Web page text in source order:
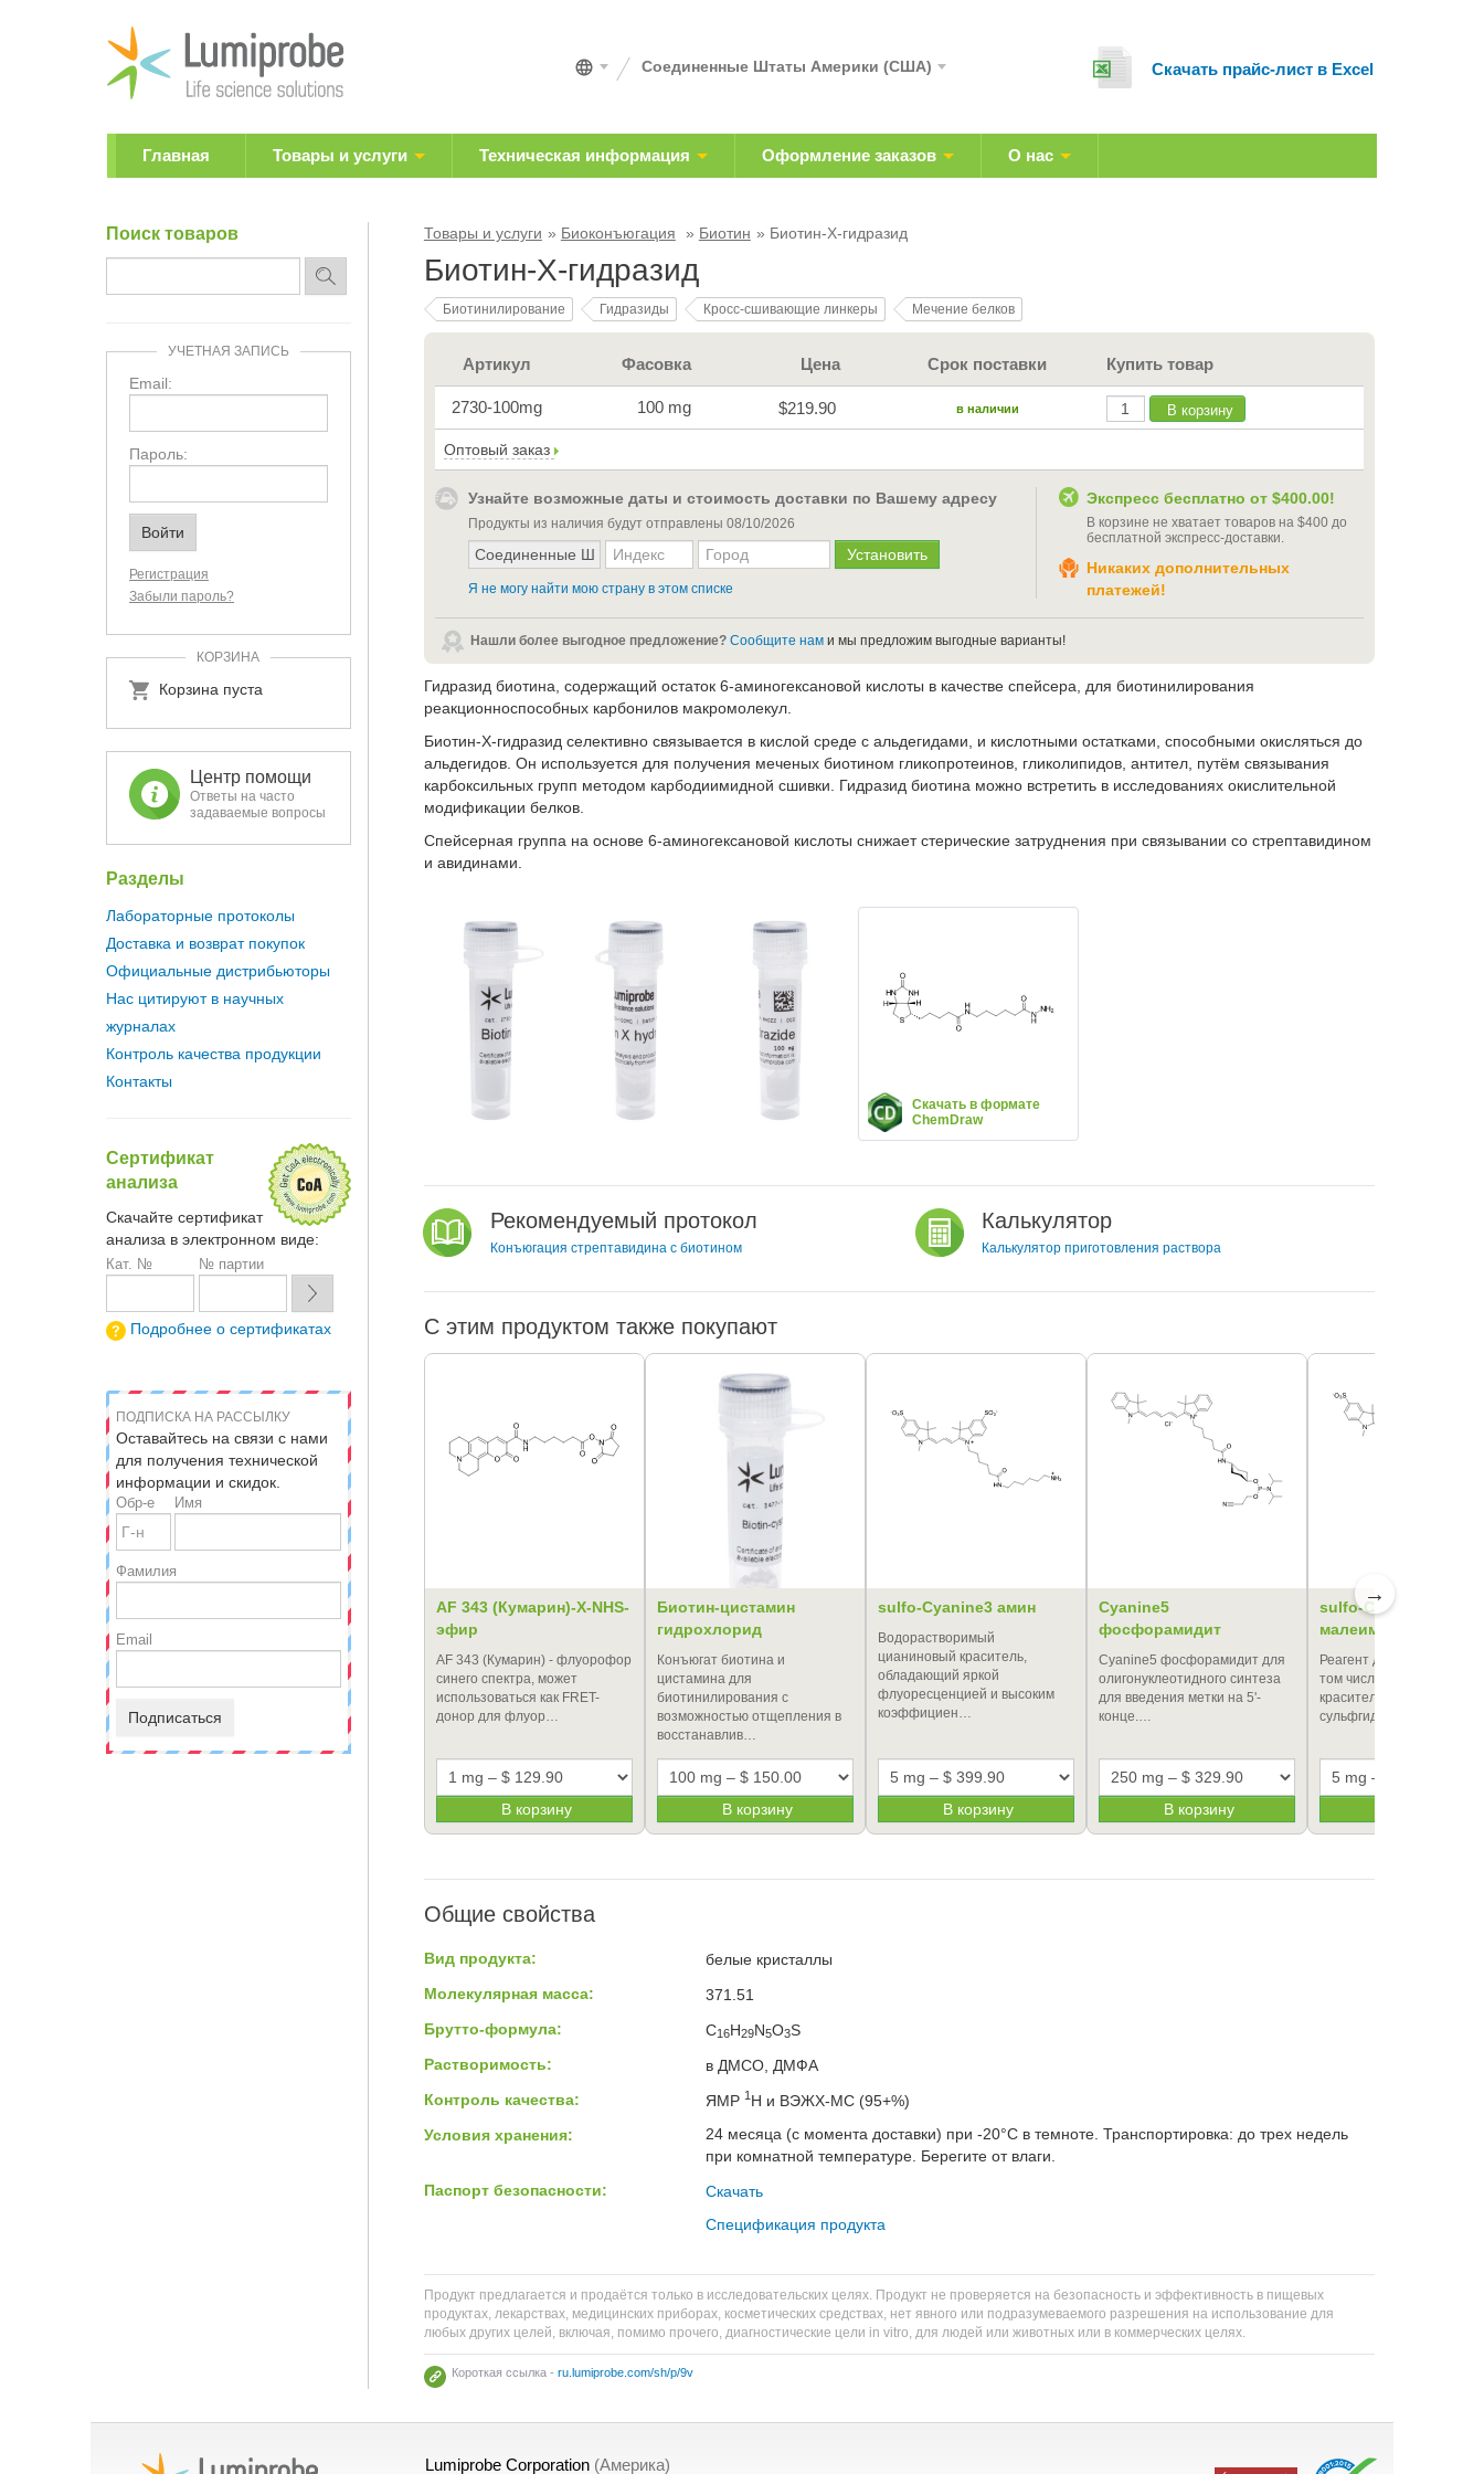
Cкачать прайс-лист в Excel
Соединенные Штаты Америки (США)
Главная Товары и услуги Техническая информация Оформление заказов О нас
Товары и услуги Биоконъюгация Биотин Биотин-X-гидразид
Биотин-X-гидразид
Биотинилирование Гидразиды Кросс-сшивающие линкеры Мечение белков
Артикул Фасовка Цена Срок поставки Купить товар
2730-100mg 100 mg $219.90 в наличии В корзину
Оптовый заказ
Узнайте возможные даты и стоимость доставки по Вашему адресу
Продукты из наличия будут отправлены 08/10/2026
Я не могу найти мою страну в этом списке
Экспресс бесплатно от $400.00!
В корзине не хватает товаров на $400до
бесплатной экспресс-доставки.
Никаких дополнительных
платежей!
Нашли более выгодное предложение? Сообщите нам и мы предложим выгодные варианты!
Гидразид биотина, содержащий остаток 6-аминогексановой кислоты в качестве спейсера, для биотинилирования
реакционноспособных карбонилов макромолекул.
Биотин-Х-гидразид селективно связывается в кислой среде с альдегидами, и кислотными остатками, способными окисляться до
альдегидов. Он используется для получения меченых биотином гликопротеинов, гликолипидов, антител, путём связывания
карбоксильных групп методом карбодиимидной сшивки. Гидразид биотина можно встретить в исследованиях окислительной
модификации белков.
Спейсерная группа на основе 6-аминогексановой кислоты снижает стерические затруднения при связывании со стрептавидином
и авидинами.
Скачать в формате
ChemDraw
Рекомендуемый протокол
Конъюгация стрептавидина с биотином
Калькулятор
Калькулятор приготовления раствора
С этим продуктом также покупают
AF 343 (Кумарин)-X-NHS-
эфир
AF 343 (Кумарин) - флуорофор
синего спектра, может
использоваться как FRET-
донор для флуор…
В корзину
Биотин-цистамин
гидрохлорид
Конъюгат биотина и
цистамина для
биотинилирования с
возможностью отщепления в
восстанавлив…
В корзину
sulfo-Cyanine3 амин
Водорастворимый
цианиновый краситель,
обладающий яркой
флуоресценцией и высоким
коэффициен…
В корзину
Cyanine5
фосфорамидит
Cyanine5 фосфорамидит для
олигонуклеотидного синтеза
для введения метки на 5'-
конце.…
В корзину
sulfo-Cyanine5
малеимид
Реагент для мечения
том числе антител,
красителем sulfo-
сульфгидриль…
→
Общие свойства
Вид продукта:
белые кристаллы
Молекулярная масса:
371.51
Брутто-формула:
C16H29N5O3S
Растворимость:
в ДМСО, ДМФА
Контроль качества:
ЯМР 1 H и ВЭЖХ-МС (95+%)
Условия хранения:
24 месяца (с момента доставки) при -20°C в темноте. Транспортировка: до трех недель
при комнатной температуре. Берегите от влаги.
Паспорт безопасности:
Скачать
Спецификация продукта
Продукт предлагается и продаётся только в исследовательских целях. Продукт не проверяется на безопасность и эффективность в пищевых
продуктах, лекарствах, медицинских приборах, косметических средствах, нет явного или подразумеваемого разрешения на использование для
любых других целей, включая, помимо прочего, диагностические цели in vitro, для людей или животных или в коммерческих целях.
Короткая ссылка - ru.lumiprobe.com/sh/p/9v
Поиск товаров
УЧЕТНАЯ ЗАПИСЬ
Email:
Пароль:
Регистрация
Забыли пароль?
КОРЗИНА
Корзина пуста
Центр помощи
Ответы на часто
задаваемые вопросы
Разделы
Лабораторные протоколы
Доставка и возврат покупок
Официальные дистрибьюторы
Нас цитируют в научных
журналах
Контроль качества продукции
Контакты
Сертификат
анализа
Скачайте сертификат
анализа в электронном виде:
Кат. № № партии
Подробнее о сертификатах
ПОДПИСКА НА РАССЫЛКУ
Оставайтесь на связи с нами
для получения технической
информации и скидок.
Обр-е Имя
Фамилия
Email
Подписаться
Lumiprobe Corporation (Америка)